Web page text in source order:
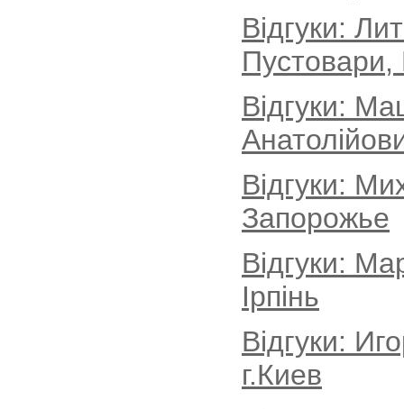
Відгуки:
Пустовари,
Відгуки:
Відгуки:
Запорожье
Відгуки:
Ірпінь
Відгуки:
г.Киев